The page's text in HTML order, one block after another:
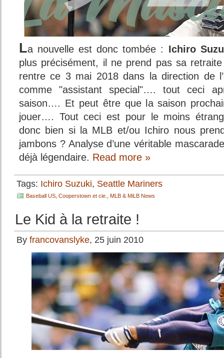
La nouvelle est donc tombée : Ichiro
plus précisément, il ne prend pas sa
rentre ce 3 mai 2018 dans la direction de
comme "assistant special"…. tout ceci
saison…. Et peut être que la saison
jouer…. Tout ceci est pour le moins
donc bien si la MLB et/ou Ichiro nous
jambons ? Analyse d’une véritable
déjà légendaire. Read more »
Tags: Ichiro Suzuki, Seattle Mariners
Baseball US Cooperstown et cie. MLB & MiLB News
Le Kid à la retraite !
By francovanslyke, 25 juin 2010